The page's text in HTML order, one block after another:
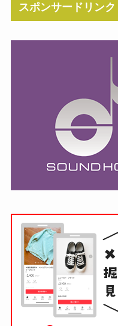
スポンサードリンク